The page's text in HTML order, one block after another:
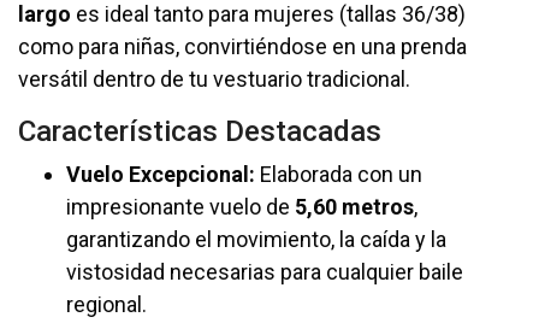
largo es ideal tanto para mujeres (tallas 36/38)
como para niñas, convirtiéndose en una prenda
versátil dentro de tu vestuario tradicional.
Características Destacadas
Vuelo Excepcional: Elaborada con un
impresionante vuelo de 5,60 metros,
garantizando el movimiento, la caída y la
vistosidad necesarias para cualquier baile
regional.